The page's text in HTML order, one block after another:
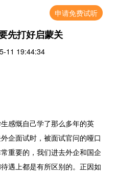
申请免费试听
先打好启蒙关
11 19:44:34
感慨自己学了那么多年的英
企面试时，被面试官问的哑口
重要的，我们进去外企和国企
遇上都是有所区别的。正因如